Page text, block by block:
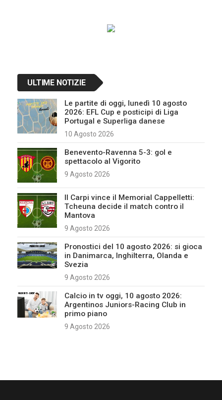
ULTIME NOTIZIE
Le partite di oggi, lunedì 10 agosto
2026: EFL Cup e posticipi di Liga
Portugal e Superliga danese
10 Agosto 2026
Benevento-Ravenna 5-3: gol e
spettacolo al Vigorito
9 Agosto 2026
Il Carpi vince il Memorial Cappelletti:
Tcheuna decide il match contro il
Mantova
9 Agosto 2026
Pronostici del 10 agosto 2026: si gioca
in Danimarca, Inghilterra, Olanda e
Svezia
9 Agosto 2026
Calcio in tv oggi, 10 agosto 2026:
Argentinos Juniors-Racing Club in
primo piano
9 Agosto 2026